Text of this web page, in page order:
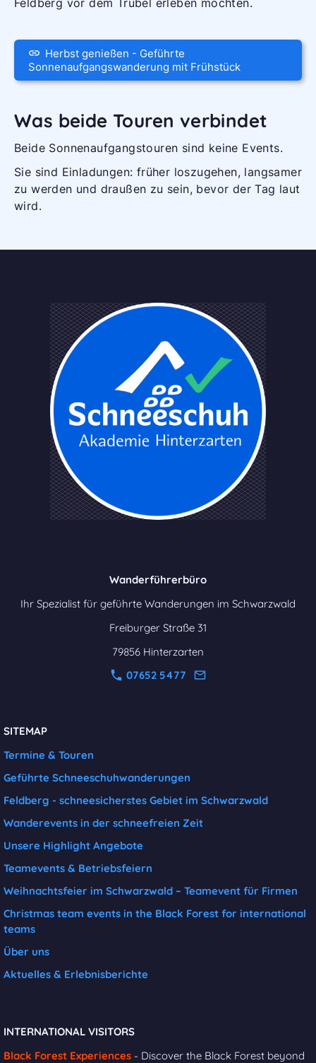
Feldberg vor dem Trubel erleben möchten.
Herbst genießen - Geführte
Sonnenaufgangswanderung mit Frühstück
Was beide Touren verbindet
Beide Sonnenaufgangstouren sind keine Events.
Sie sind Einladungen: früher loszugehen, langsamer
zu werden und draußen zu sein, bevor der Tag laut
wird.
Wanderführerbüro
Ihr Spezialist für geführte Wanderungen im Schwarzwald
Freiburger Straße 31
79856 Hinterzarten
07652 5477
SITEMAP
Termine & Touren
Geführte Schneeschuhwanderungen
Feldberg - schneesicherstes Gebiet im Schwarzwald
Wanderevents in der schneefreien Zeit
Unsere Highlight Angebote
Teamevents & Betriebsfeiern
Weihnachtsfeier im Schwarzwald – Teamevent für Firmen
Christmas team events in the Black Forest for international
teams
Über uns
Aktuelles & Erlebnisberichte
INTERNATIONAL VISITORS
Black Forest Experiences - Discover the Black Forest beyond